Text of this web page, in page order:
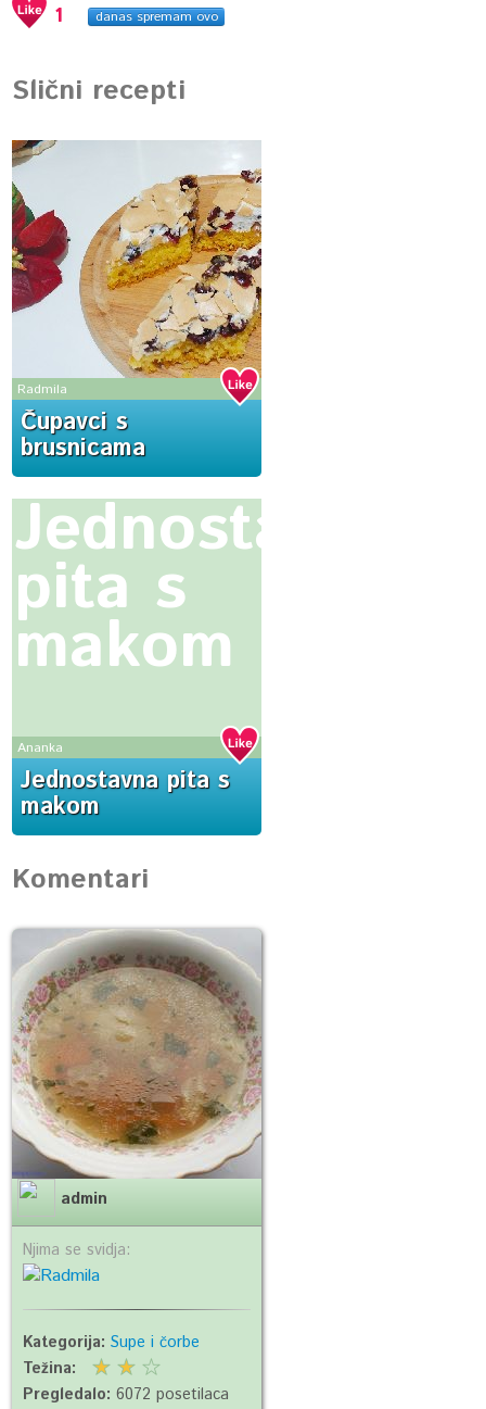
1 danas spremam ovo
Slični recepti
Radmila
Čupavci s
brusnicama
Jednostavna
pita s
makom
Ananka
Jednostavna pita s
makom
Komentari
admin
Njima se svidja:
Kategorija:Supe i čorbe
Težina:
Pregledalo: 6072 posetilaca